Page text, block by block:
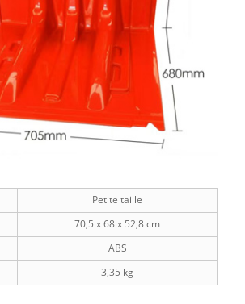
Petite taille
70,5 x 68 x 52,8 cm
ABS
3,35 kg